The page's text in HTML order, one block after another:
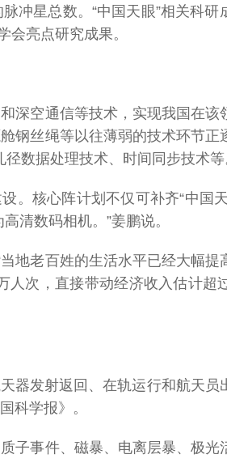
冲星总数。“中国天眼”相关科研
亮点研究成果。
深空通信等技术，实现我国在该
钢丝绳等以往薄弱的技术环节正
数据处理技术、时间同步技术等
。核心阵计划不仅可补齐“中国
清数码相机。”姜鹏说。
地老百姓的生活水平已经大幅提
人次，直接带动经济收入估计超
器发射返回、在轨运行和航天员
科学报》。
子事件、磁暴、电离层暴、极光